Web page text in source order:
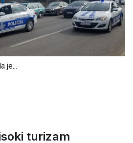
je...
turizam